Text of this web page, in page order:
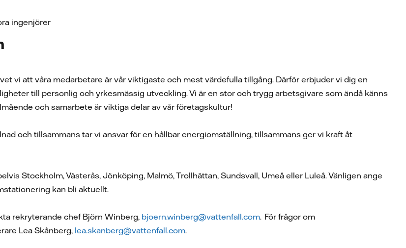
ingenjörer
vi att våra medarbetare är vår viktigaste och mest värdefulla tillgång. Därför erbjuder vi dig en
till personlig och yrkesmässig utveckling. Vi är en stor och trygg arbetsgivare som ändå känns
och samarbete är viktiga delar av vår företagskultur!
och tillsammans tar vi ansvar för en hållbar energiomställning, tillsammans ger vi kraft åt
Stockholm, Västerås, Jönköping, Malmö, Trollhättan, Sundsvall, Umeå eller Luleå. Vänligen ange
kan bli aktuellt.
rekryterande chef Björn Winberg, bjoern.winberg@vattenfall.com. För frågor om
Lea Skånberg, lea.skanberg@vattenfall.com.